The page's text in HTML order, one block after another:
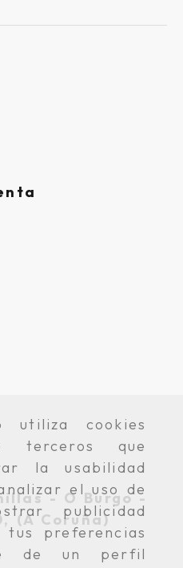
utiliza cookies
terceros que
la usabilidad
el uso de
publicidad
tus preferencias
de un perfil
- O Burgo -
(A Coruña)